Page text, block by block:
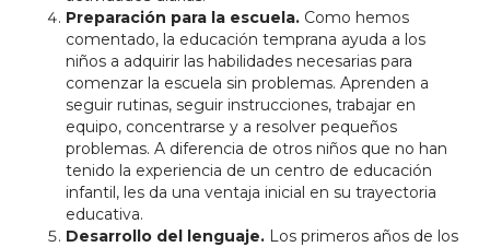
Preparación para la escuela. Como hemos
comentado, la educación temprana ayuda a los
niños a adquirir las habilidades necesarias para
comenzar la escuela sin problemas. Aprenden a
seguir rutinas, seguir instrucciones, trabajar en
equipo, concentrarse y a resolver pequeños
problemas. A diferencia de otros niños que no han
tenido la experiencia de un centro de educación
infantil, les da una ventaja inicial en su trayectoria
educativa.
Desarrollo del lenguaje. Los primeros años de los